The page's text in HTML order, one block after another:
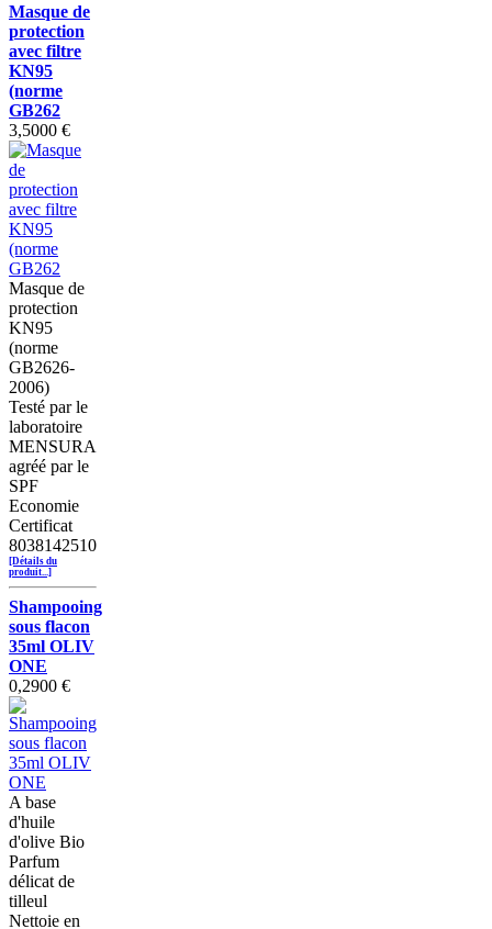
Masque de
protection
avec filtre
KN95
(norme
GB262
3,5000 €
Masque de
protection
KN95
(norme
GB2626-
2006)
Testé par le
laboratoire
MENSURA
agréé par le
SPF
Economie
Certificat
8038142510
[Détails du
produit...]
Shampooing
sous flacon
35ml OLIV
ONE
0,2900 €
A base
d'huile
d'olive Bio
Parfum
délicat de
tilleul
Nettoie en